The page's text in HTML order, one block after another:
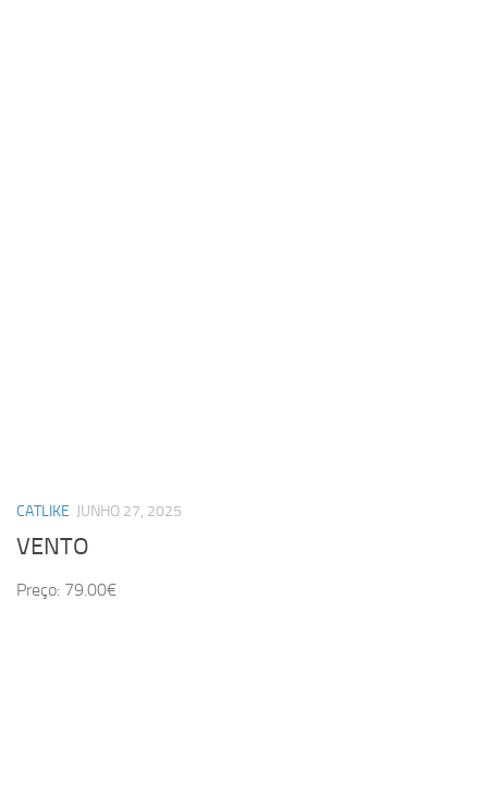
CATLIKE JUNHO 27, 2025
VENTO
Preço: 79.00€